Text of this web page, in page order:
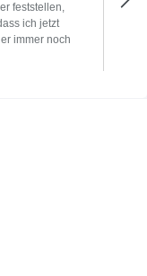
feststellen,
ich jetzt
immer noch